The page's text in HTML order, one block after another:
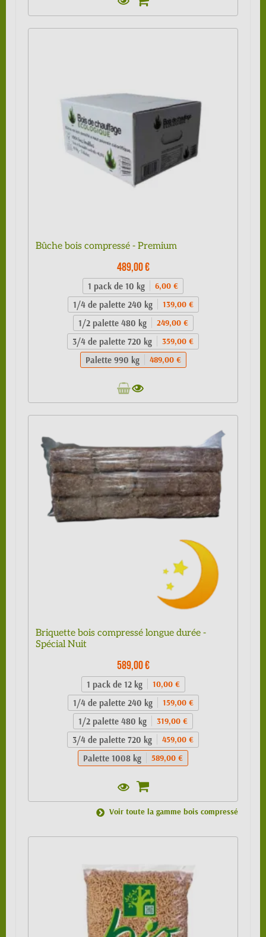
Bûche bois compressé - Premium
489,00 €
1 pack de 10 kg 6,00 €
1/4 de palette 240 kg 139,00 €
1/2 palette 480 kg 249,00 €
3/4 de palette 720 kg 359,00 €
Palette 990 kg 489,00 €
Briquette bois compressé longue durée -
Spécial Nuit
589,00 €
1 pack de 12 kg 10,00 €
1/4 de palette 240 kg 159,00 €
1/2 palette 480 kg 319,00 €
3/4 de palette 720 kg 459,00 €
Palette 1008 kg 589,00 €
Voir toute la gamme bois compressé